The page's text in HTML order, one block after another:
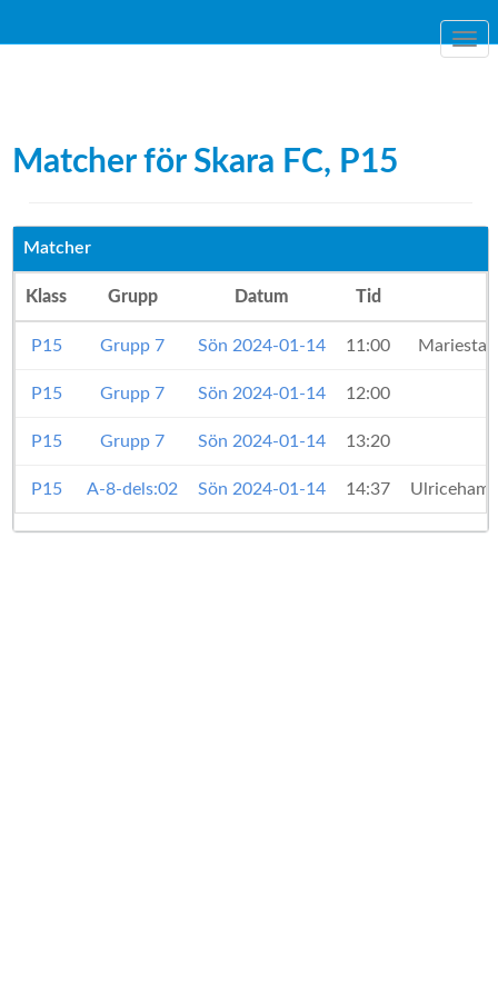
Matcher för Skara FC, P15
Matcher
Klass Grupp Datum Tid
P15 Grupp 7 Sön 2024-01-14 11:00
P15 Grupp 7 Sön 2024-01-14 12:00
P15 Grupp 7 Sön 2024-01-14 13:20
P15 A-8-dels:02 Sön 2024-01-14 14:37